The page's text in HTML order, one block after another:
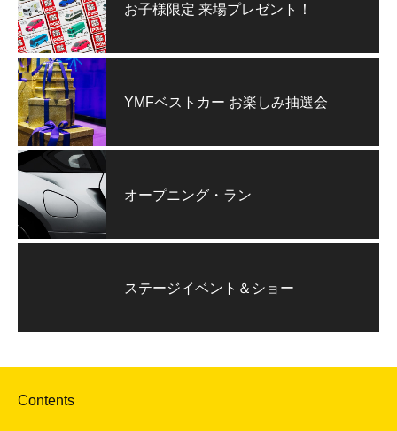
お子様限定 来場プレゼント！
YMFベストカー お楽しみ抽選会
オープニング・ラン
ステージイベント＆ショー
Contents